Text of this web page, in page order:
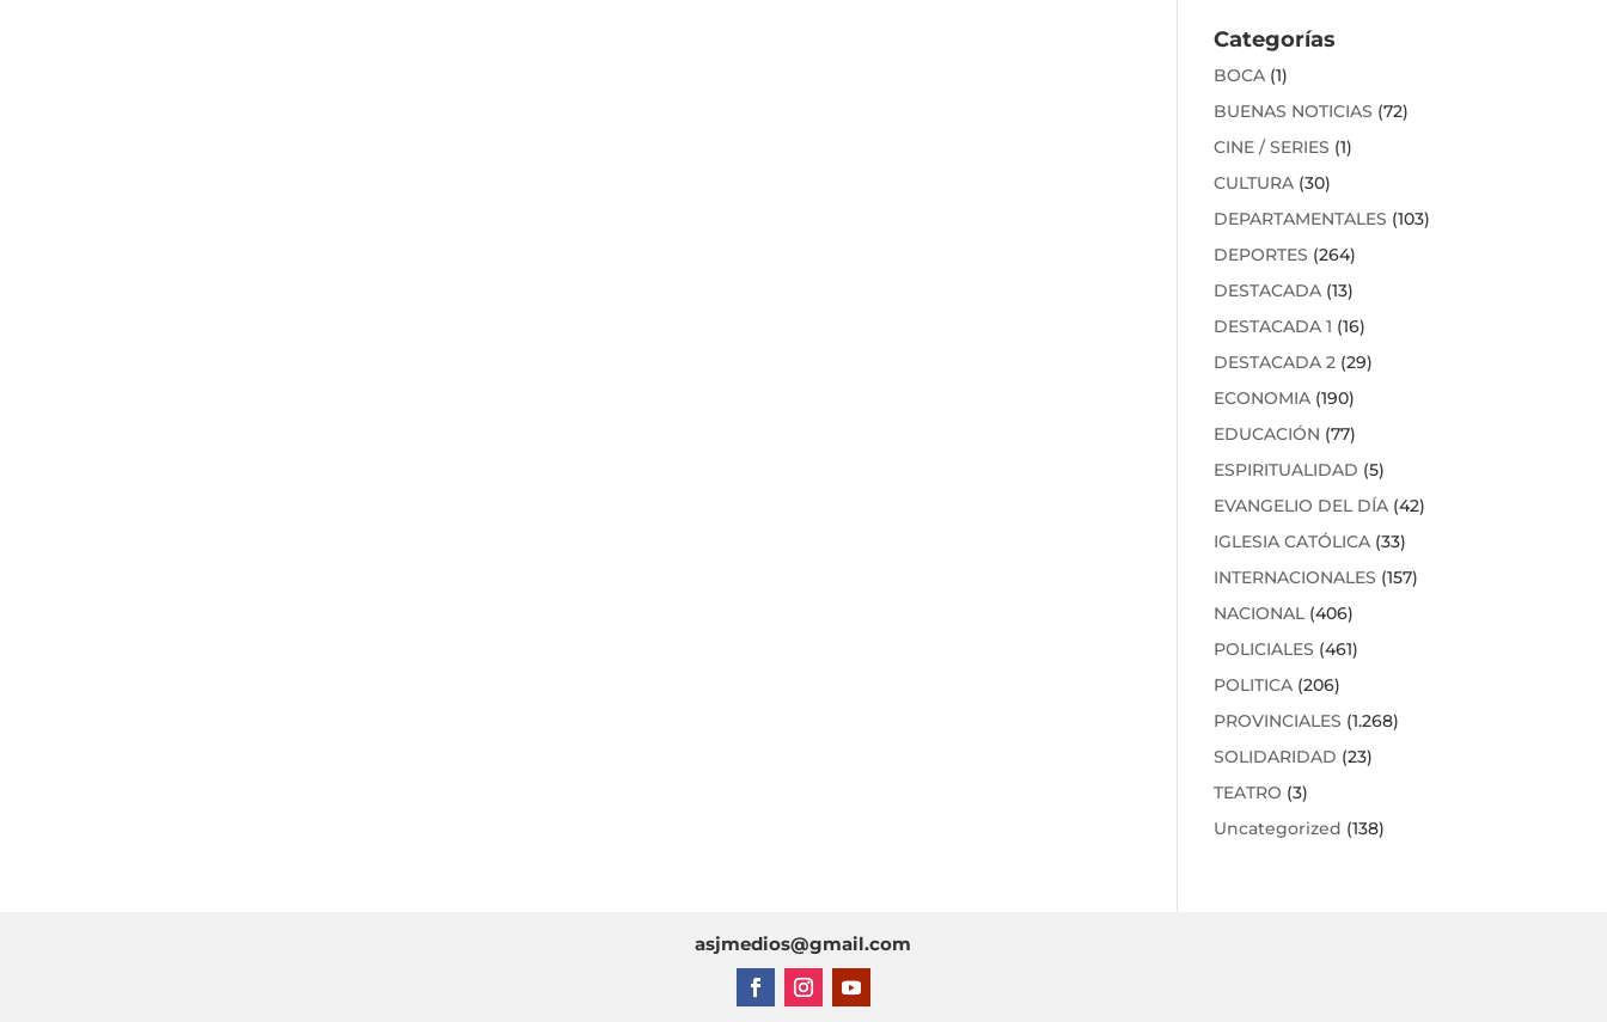
Categorías
BOCA (1)
BUENAS NOTICIAS (72)
CINE / SERIES (1)
CULTURA (30)
DEPARTAMENTALES (103)
DEPORTES (264)
DESTACADA (13)
DESTACADA 1 (16)
DESTACADA 2 (29)
ECONOMIA (190)
EDUCACIÓN (77)
ESPIRITUALIDAD (5)
EVANGELIO DEL DÍA (42)
IGLESIA CATÓLICA (33)
INTERNACIONALES (157)
NACIONAL(406)
POLICIALES (461)
POLITICA (206)
PROVINCIALES (1.268)
SOLIDARIDAD (23)
TEATRO (3)
Uncategorized (138)
asjmedios@gmail.com